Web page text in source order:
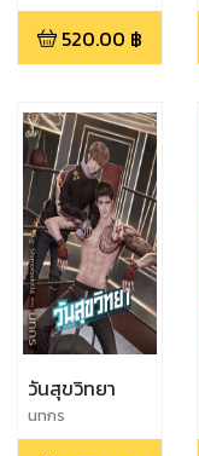
520.00 ฿
วันสุขวิทยา
นทกร